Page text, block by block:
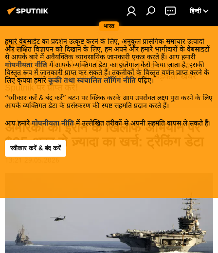
भारत
हिन्दी
हमारे वेबसाईट का प्रदर्शन उत्कृष्ट करने के लिए, अनुकूल प्रासंगिक समाचार उत्पादों
और लक्षित विज्ञापन को दिखाने के लिए, हम अपने और हमारे भागीदारों के वेबसाइटों
से आपके बारे में अवैयक्तिक व्यावसायिक जानकारी एकत्र करते हैं। आप हमारी
गोपनीयता नीति में आपके व्यक्तिगत डेटा का इस्तेमाल कैसे किया जाता है, इसकी
विस्तृत रूप में जानकारी प्राप्त कर सकते हैं। तकनीकों के विस्तृत वर्णन प्राप्त करने के
लिए कृपया हमारे कूकी तथा स्वचालित लॉगिंग नीति पढ़िए।
“स्वीकार करें & बंद करें” बटन पर क्लिक करके आप उपरोक्त लक्ष्य पुरा करने के लिए
आपके व्यक्तिगत डेटा के प्रसंस्करण की स्पष्ट सहमति प्रदान करते हैं।
आप हमारे गोपनीयता नीति में उल्लेखित तरीकों से अपनी सहमति वापस ले सकते हैं।
स्वीकार करें & बंद करें
विश्व
खबरें ठंडे होने से पहले इन्हें पढ़िए, जानिए और इनका आनंद
लीजिए। देश और विदेश की गरमा गरम तड़कती फड़कती खबरें
Sputnik पर प्राप्त करें!
अमेरिका का ईरान के खिलाफ अभियान पर
$95 अरब से ज़्यादा का खर्च: ट्रैकिंग डेटा